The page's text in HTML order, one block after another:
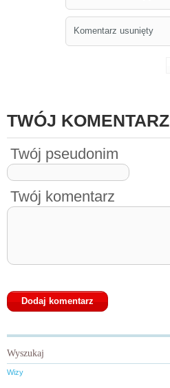
Komentarz usunięty
TWÓJ KOMENTARZ
Twój pseudonim
Twój komentarz
Wyszukaj
Wizy